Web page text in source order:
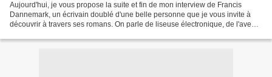
Aujourd'hui, je vous propose la suite et fin de mon interview de Francis
Dannemark, un écrivain doublé d'une belle personne que je vous invite à
découvrir à travers ses romans. On parle de liseuse électronique, de l'avenir